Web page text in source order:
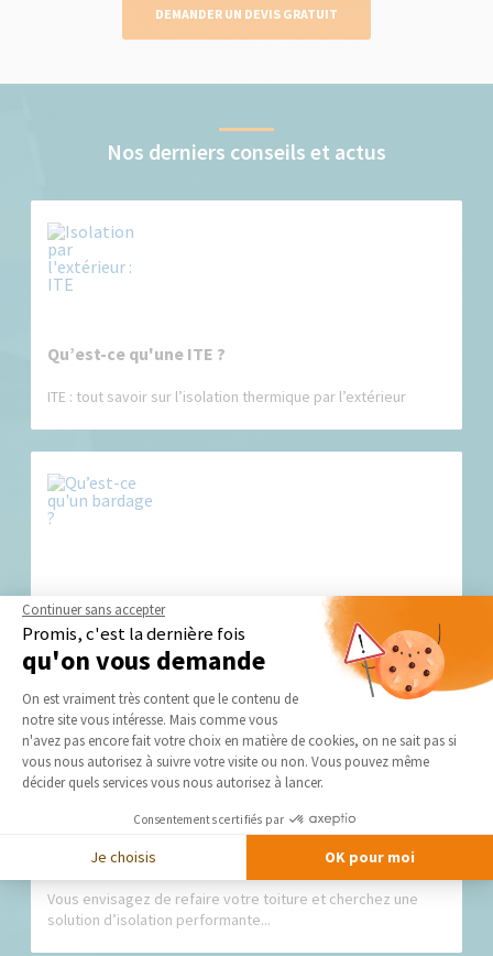
DEMANDER UN DEVIS GRATUIT
Nos derniers conseils et actus
Qu’est-ce qu'une ITE ?
ITE : tout savoir sur l’isolation thermique par l’extérieur
Qu’est-ce qu'un bardage ?
Bardage : Une solution efficace pour rénover ou isoler une...
Sarking : la solution performante pour l’isolation
Vous envisagez de refaire votre toiture et cherchez une
solution d’isolation performante...
Continuer sans accepter
Promis, c'est la dernière fois
qu'on vous demande
Plateforme de Gestion du
On est vraiment très content que le contenu de
notre site vous intéresse. Mais comme vous
n'avez pas encore fait votre choix en matière de cookies, on ne sait pas si
vous nous autorisez à suivre votre visite ou non. Vous pouvez même
décider quels services vous nous autorisez à lancer.
Consentements certifiés par
Je choisis OK pour moi
Axeptio consent